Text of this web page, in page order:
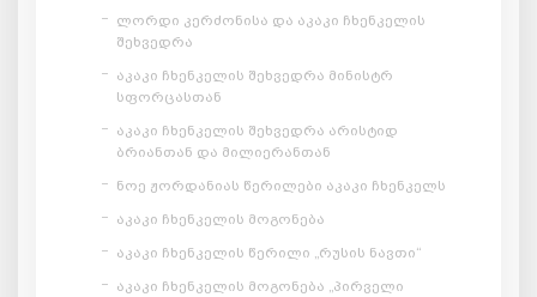
ლორდი კერძონისა და აკაკი ჩხენკელის
შეხვედრა
აკაკი ჩხენკელის შეხვედრა მინისტრ
სფორცასთან
აკაკი ჩხენკელის შეხვედრა არისტიდ
ბრიანთან და მილიერანთან
ნოე ჟორდანიას წერილები აკაკი ჩხენკელს
აკაკი ჩხენკელის მოგონება
აკაკი ჩხენკელის წერილი „რუსის ნავთი“
აკაკი ჩხენკელის მოგონება „პირველი